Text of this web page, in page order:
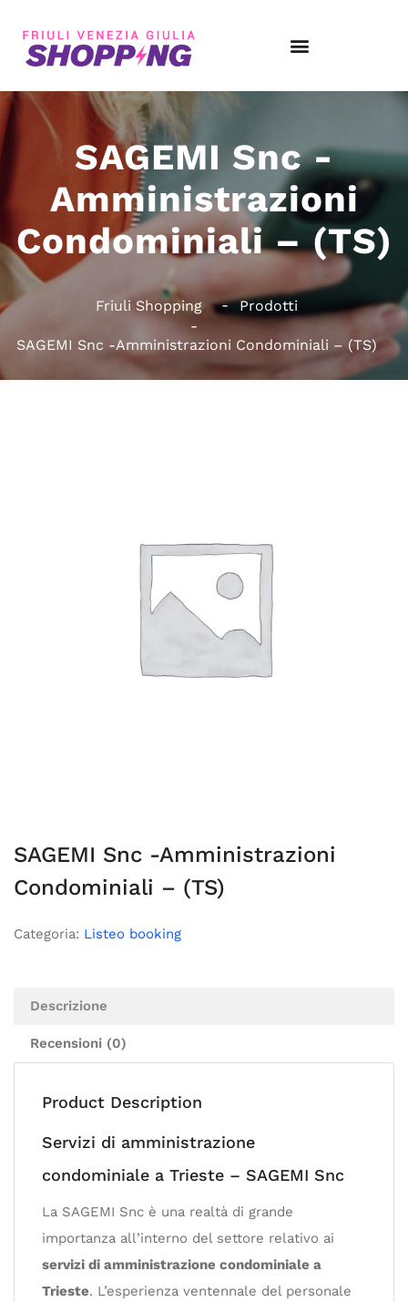
SAGEMI Snc -
Amministrazioni
Condominiali – (TS)
Friuli Shopping Prodotti
SAGEMI Snc -Amministrazioni Condominiali – (TS)
SAGEMI Snc -Amministrazioni
Condominiali – (TS)
Categoria: Listeo booking
Descrizione
Recensioni (0)
Product Description
Servizi di amministrazione
condominiale a Trieste – SAGEMI Snc
La SAGEMI Snc è una realtà di grande
importanza all’interno del settore relativo ai
servizi di amministrazione condominiale a
Trieste. L’esperienza ventennale del personale